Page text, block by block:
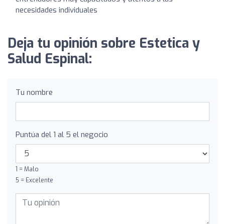
necesidades individuales
Deja tu opinión sobre Estetica y
Salud Espinal:
Tu nombre
Puntúa del 1 al 5 el negocio
1 = Malo
5 = Excelente